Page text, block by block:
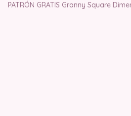
PATRÓN GRATIS Granny Square